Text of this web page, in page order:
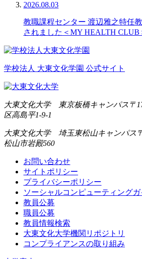
2026.08.03
教職課程センター 渡辺雅之特任
されました＜MY HEALTH CLUB
学校法人 大東文化学園 公式サイト
大東文化大学 東京板橋キャンパス 〒
区高島平1-9-1
大東文化大学 埼玉東松山キャンパス
松山市岩殿560
お問い合わせ
サイトポリシー
プライバシーポリシー
ソーシャルコンピューティング
教員公募
職員公募
教員情報検索
大東文化大学機関リポジトリ
コンプライアンスの取り組み